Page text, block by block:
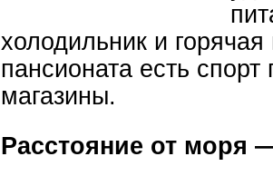
холодильник и
пансионата есть
магазины.
Расстояние от моря